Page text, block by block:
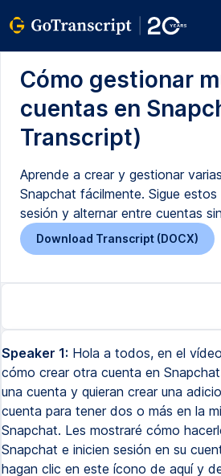
Cómo gestionar
cuentas en
Transcript)
Aprende a crear y gestionar
Snapchat fácilmente. Sigue
sesión y alternar entre cuentas
Download Transcript (DOCX)
Speaker 1: Hola a todos, en el
cómo crear otra cuenta en
una cuenta y quieran crear una
cuenta para tener dos o más en la
Snapchat. Les mostraré cómo
Snapchat e inicien sesión en su
hagan clic en este ícono de aquí y